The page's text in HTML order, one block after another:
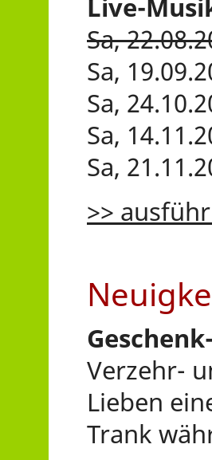
Live-
Sa,
Sa,
Sa,
Sa,
Sa,
>>
Verzehr-
Lieben
Trank